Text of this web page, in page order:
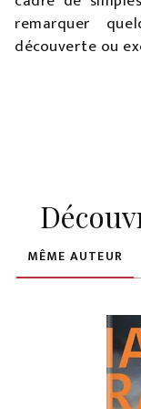
remarquer
découverte ou
MÊME AUTEUR